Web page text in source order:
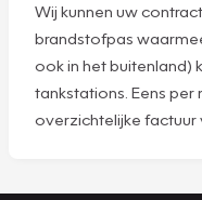
Wij kunnen uw
brandstofpas
ook in het buitenland)
tankstations. Eens
overzichtelijke factuur